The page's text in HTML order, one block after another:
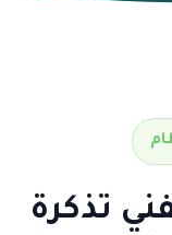
تذكرة